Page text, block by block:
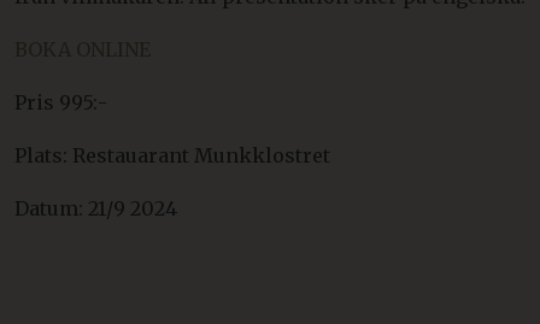
BOKA ONLINE
Pris 995:-
Plats: Restauarant Munkklostret
Datum: 21/9 2024